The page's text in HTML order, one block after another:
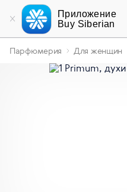
Приложение
Buy Siberian
Парфюмерия Для женщин